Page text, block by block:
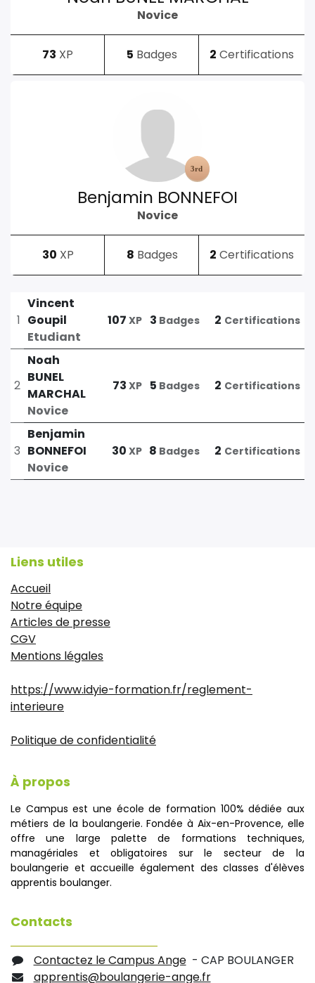
Novice
73 XP 5 Badges 2 Certifications
Benjamin BONNEFOI
Novice
30 XP 8 Badges 2 Certifications
1
Vincent
Goupil
Etudiant
107 XP 3 Badges 2 Certifications
2
Noah
BUNEL
MARCHAL
Novice
73 XP 5 Badges 2 Certifications
3
Benjamin
BONNEFOI
Novice
30 XP 8 Badges 2 Certifications
Liens utiles
Accueil
Notre équipe
Articles de presse
CGV
Mentions légales
https://www.idyie-formation.fr/reglement-
interieure
Politique de confidentialité
À propos
Le Campus est une école de formation 100% dédiée aux
métiers de la boulangerie. Fondée à Aix-en-Provence, elle
offre une large palette de formations techniques,
managériales et obligatoires sur le secteur de la
boulangerie et accueille également des classes d'élèves
apprentis boulanger.
Contacts
Contactez le Campus Ange- CAP BOULANGER
apprentis@boulangerie-ange.fr